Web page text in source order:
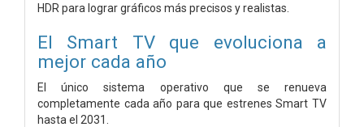
HDR para lograr gráficos más precisos y realistas.
El Smart TV que evoluciona a
mejor cada año
El único sistema operativo que se renueva
completamente cada año para que estrenes Smart TV
hasta el 2031.